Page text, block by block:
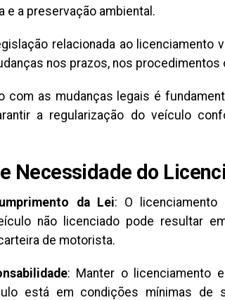
e a preservação ambiental.
relacionada ao licenciamento
nos prazos, nos procedimentos
com as mudanças legais é
a regularização do veículo
Necessidade do
da Lei: O licenciamento
não licenciado pode resultar
de motorista.
: Manter o licenciamento
está em condições mínimas de